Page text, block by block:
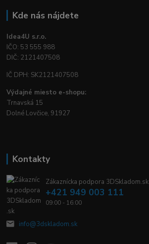
Kde nás nájdete
Idea4U s.r.o.
IČO: 53 555 988
DIČ: 2121407508
IČ DPH: SK2121407508
Výdajné miesto e-shopu:
Trnavská 15
Dolné Lovčice, 91927
Kontakty
Zákaznícka podpora 3DSkladom.sk
+421 949 003 111
09:00 - 16:00
info@3dskladom.sk